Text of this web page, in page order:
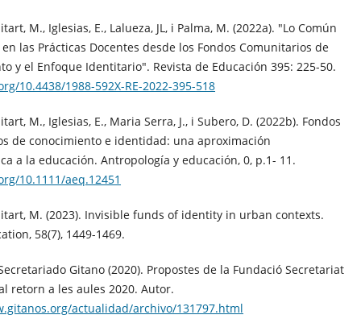
M., Iglesias, E., Lalueza, JL, i Palma, M. (2022a). "Lo Común
las Prácticas Docentes desde los Fondos Comunitarios de
y el Enfoque Identitario". Revista de Educación 395: 225-50.
10.4438/1988-592X-RE-2022-395-518
M., Iglesias, E., Maria Serra, J., i Subero, D. (2022b). Fondos
de conocimiento e identidad: una aproximación
a la educación. Antropología y educación, 0, p.1- 11.
10.1111/aeq.12451
M. (2023). Invisible funds of identity in urban contexts.
58(7), 1449-1469.
Gitano (2020). Propostes de la Fundació Secretariat
retorn a les aules 2020. Autor.
actualidad/archivo/131797.html